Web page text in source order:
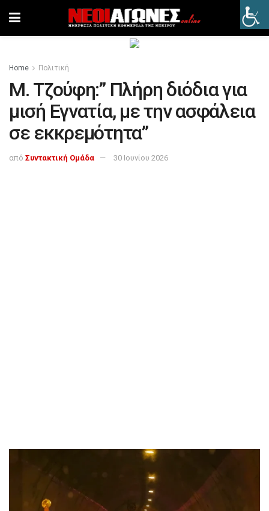
Home Πολιτική
Μ. Τζούφη:” Πλήρη διόδια για
μισή Εγνατία, με την ασφάλεια
σε εκκρεμότητα”
από Συντακτική Ομάδα 30 Ιουνίου 2026